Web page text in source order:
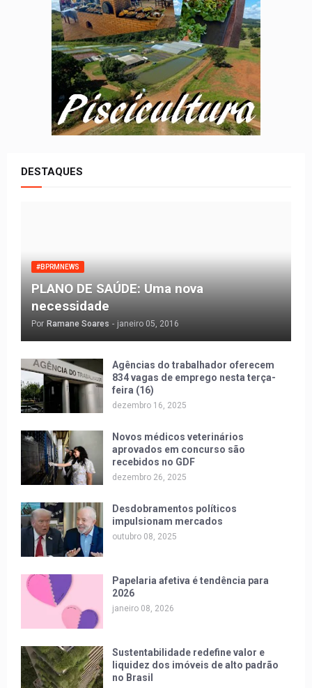
DESTAQUES
#BPRMNEWS
PLANO DE SAÚDE: Uma nova
necessidade
Por Ramane Soares - janeiro 05, 2016
Agências do trabalhador oferecem
834 vagas de emprego nesta terça-
feira (16)
dezembro 16, 2025
Novos médicos veterinários
aprovados em concurso são
recebidos no GDF
dezembro 26, 2025
Desdobramentos políticos
impulsionam mercados
outubro 08, 2025
Papelaria afetiva é tendência para
2026
janeiro 08, 2026
Sustentabilidade redefine valor e
liquidez dos imóveis de alto padrão
no Brasil